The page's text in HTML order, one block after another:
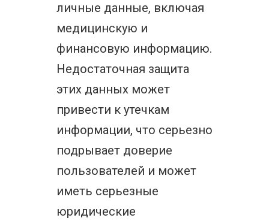
личные данные, включая
медицинскую и
финансовую информацию.
Недостаточная защита
этих данных может
привести к утечкам
информации, что серьезно
подрывает доверие
пользователей и может
иметь серьезные
юридические